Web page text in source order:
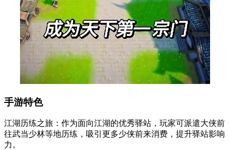
手游特色
江湖历练之旅：作为面向江湖的优秀驿站，玩家可派遣大侠前
往武当少林等地历练，吸引更多少侠前来消费，提升驿站影响
力。